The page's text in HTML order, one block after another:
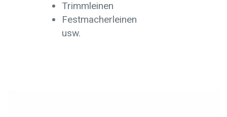
Trimmleinen
Festmacherleinen
usw.